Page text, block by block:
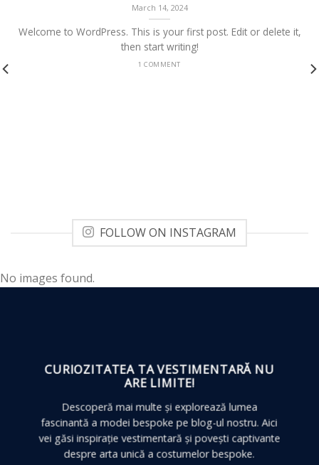
March 14, 2024
Welcome to WordPress. This is your first post. Edit or delete it,
then start writing!
1 COMMENT
FOLLOW ON INSTAGRAM
No images found.
CURIOZITATEA TA VESTIMENTARĂ NU
ARE LIMITE!
Descoperă mai multe și explorează lumea
fascinantă a modei bespoke pe blog-ul nostru. Aici
vei găsi inspirație vestimentară și povești captivante
despre arta unică a costumelor bespoke.